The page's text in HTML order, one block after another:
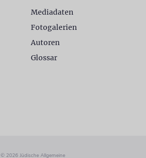
Mediadaten
Fotogalerien
Autoren
Glossar
© 2026 Jüdische Allgemeine